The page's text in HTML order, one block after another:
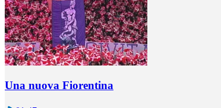
Una nuova Fiorentina